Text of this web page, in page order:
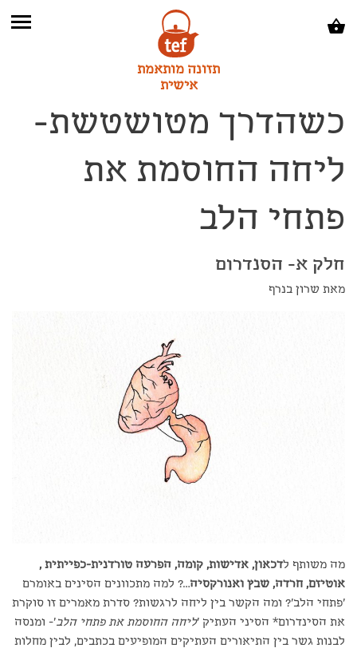
תזונה מותאמת
אישית
כשהדרך מטושטשת-
ליחה החוסמת את
פתחי הלב
חלק א- הסנדרום
מאת שרון בנרף
מה משותף לדכאון, אדישות, קומה, הפרעה טורדנית-כפייתית ,
אוטיזם, חרדה, שבץ ואנורקסיה…? למה מתכוונים הסינים באומרם
'פתחי הלב'? ומה הקשר בין ליחה לרגשות? סדרת מאמרים זו סוקרת
את הסינדרום* הסיני העתיק 'ליחה החוסמת את פתחי הלב'- ומנסה
לבנות גשר בין התיאורים העתיקים המופיעים בכתבים, לבין מחלות